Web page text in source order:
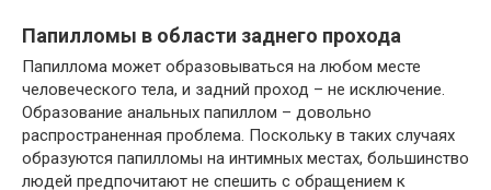
Папилломы в области заднего прохода
Папиллома может образовываться на любом месте
человеческого тела, и задний проход – не исключение.
Образование анальных папиллом – довольно
распространенная проблема. Поскольку в таких случаях
образуются папилломы на интимных местах, большинство
людей предпочитают не спешить с обращением к